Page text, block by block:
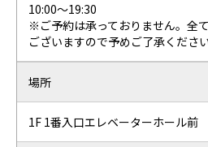
10:00～19:30
※ご予約は承っておりません。全
ございますので予めご了承ください
場所
1F 1番入口エレベーターホール前